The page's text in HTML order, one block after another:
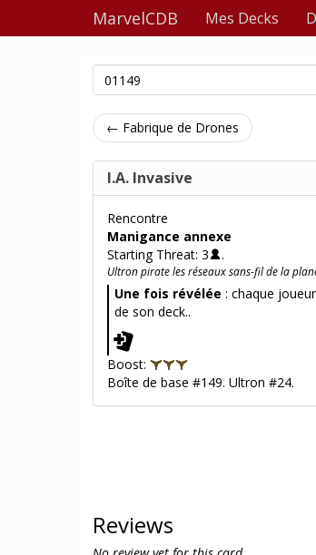
MarvelCDB Mes Decks
← Fabrique de Drones
I.A. Invasive
Rencontre
Manigance annexe
Starting Threat: 3
.
Ultron pirate les réseaux sans-fil de la
Une fois révélée : chaque
de son deck..
Boost:
Boîte de base #149. Ultron #24.
Reviews